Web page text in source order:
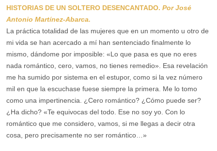
HISTORIAS DE UN SOLTERO DESENCANTADO.Por José
Antonio Martínez-Abarca.
La práctica totalidad de las mujeres que en un momento u otro de
mi vida se han acercado a mí han sentenciado finalmente lo
mismo, dándome por imposible: «Lo que pasa es que no eres
nada romántico, cero, vamos, no tienes remedio». Esa revelación
me ha sumido por sistema en el estupor, como si la vez número
mil en que la escuchase fuese siempre la primera. Me lo tomo
como una impertinencia. ¿Cero romántico? ¿Cómo puede ser?
¿Ha dicho? «Te equivocas del todo. Ese no soy yo. Con lo
romántico que me considero, vamos, si me llegas a decir otra
cosa, pero precisamente no ser romántico…»